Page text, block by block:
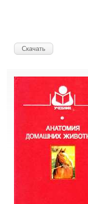
Скачать